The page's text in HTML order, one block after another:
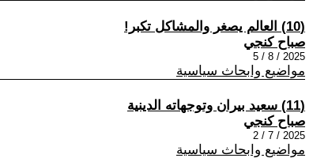
(10) العالم يصغر والمشاكل تكبر!
صباح كنجي
2025 / 8 / 5
مواضيع وابحاث سياسية
(11) سعيد بيران وتوجهاته الدينية
صباح كنجي
2025 / 7 / 2
مواضيع وابحاث سياسية